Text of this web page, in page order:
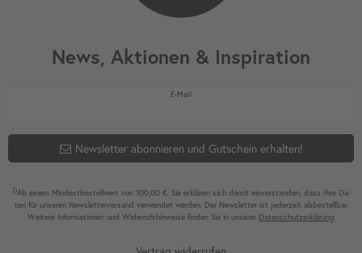
News, Aktionen & Inspiration
E-MailNewsletter Honig
Newsletter abonnieren und Gutschein erhalten!
2)Ab einem Mindest­bestell­wert von 100,00 €. Sie erklären sich damit ein­ver­standen, dass Ihre Da­
ten für unseren News­letter­versand ver­wen­det werden. Der News­letter ist jeder­zeit ab­bestel­lbar.
Weitere Infor­mationen und Wider­rufshin­weise finden Sie in unserer Daten­schutz­erklärung